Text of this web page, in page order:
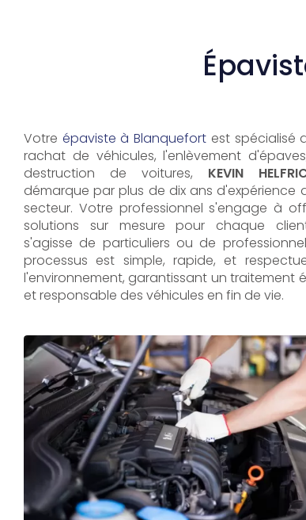
Votre épaviste à Blanquefort est spécialisé
rachat de véhicules, l'enlèvement
destruction de voitures, KEVIN
démarque par plus de dix ans d'expérience
secteur. Votre professionnel s'engage à
solutions sur mesure pour chaque
s'agisse de particuliers ou de
processus est simple, rapide, et
l'environnement, garantissant un traitement
et responsable des véhicules en fin de vie.